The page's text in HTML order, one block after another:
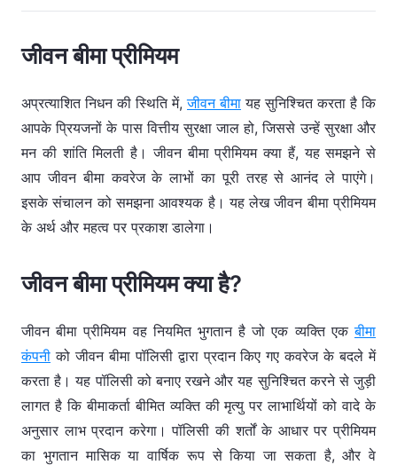
जीवन बीमा प्रीमियम
अप्रत्याशित निधन की स्थिति में,जीवन बीमा यह सुनिश्चित करता है कि
आपके प्रियजनों के पास वित्तीय सुरक्षा जाल हो, जिससे उन्हें सुरक्षा और
मन की शांति मिलती है। जीवन बीमा प्रीमियम क्या हैं, यह समझने से
आप जीवन बीमा कवरेज के लाभों का पूरी तरह से आनंद ले पाएंगे।
इसके संचालन को समझना आवश्यक है। यह लेख जीवन बीमा प्रीमियम
के अर्थ और महत्व पर प्रकाश डालेगा।
जीवन बीमा प्रीमियम क्या है?
जीवन बीमा प्रीमियम वह नियमित भुगतान है जो एक व्यक्ति एकबीमा
कंपनी को जीवन बीमा पॉलिसी द्वारा प्रदान किए गए कवरेज के बदले में
करता है। यह पॉलिसी को बनाए रखने और यह सुनिश्चित करने से जुड़ी
लागत है कि बीमाकर्ता बीमित व्यक्ति की मृत्यु पर लाभार्थियों को वादे के
अनुसार लाभ प्रदान करेगा। पॉलिसी की शर्तों के आधार पर प्रीमियम
का भुगतान मासिक या वार्षिक रूप से किया जा सकता है, और वे